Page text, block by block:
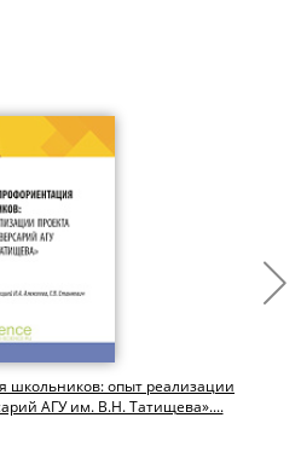
школьников: опыт реализации
АГУ им. В.Н. Татищева»....